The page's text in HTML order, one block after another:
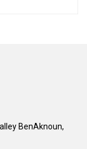
BenAknoun,